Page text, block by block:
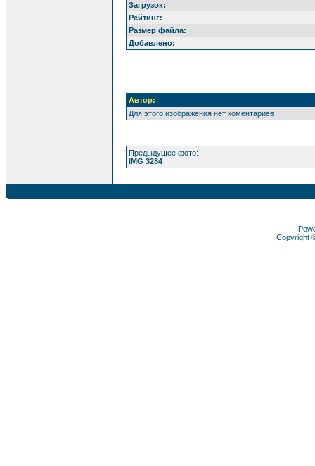
Загрузок:
Рейтинг:
Размер файла:
Добавлено:
Автор:
Для этого изображения нет коментариев
Предыдущее фото:
IMG 3284
Copyright